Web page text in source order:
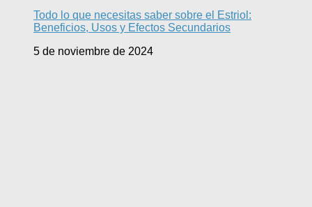
Todo lo que necesitas saber sobre el Estriol:
Beneficios, Usos y Efectos Secundarios
5 de noviembre de 2024